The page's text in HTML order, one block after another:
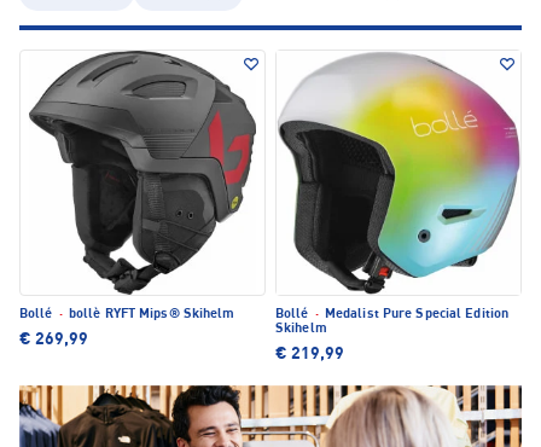
Bollé · bollè RYFT Mips® Skihelm
€ 269,99
Bollé ·
Medalist Pure Special Edition
Skihelm
€ 219,99